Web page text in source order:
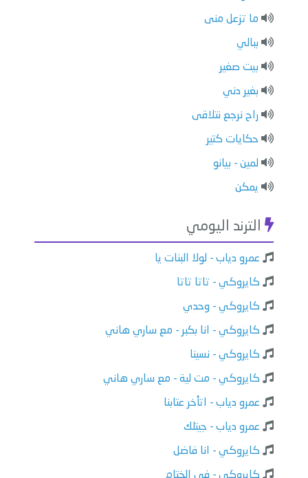
ما تزعل منى
ببالي
بيت صغير
بغير دني
راح نرجع نتلاقى
حكايات كتير
لمين - بيانو
يمكن
الترند اليومي
عمرو دياب - لولا البنات يا
كايروكي - تاتا تاتا
كايروكي - وحدي
كايروكي - انا بكبر - مع ساري هاني
كايروكي - نسينا
كايروكي - مت لية - مع ساري هاني
عمرو دياب - اتأخر عتابنا
عمرو دياب - جيتلك
كايروكي - انا فاضل
كايروكي - في الختام